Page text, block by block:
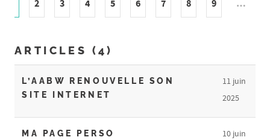
2 3 4 5 6 7 8 9 …
ARTICLES (4)
L’AABW RENOUVELLE SON
SITE INTERNET
11 juin
2025
MA PAGE PERSO
10 juin